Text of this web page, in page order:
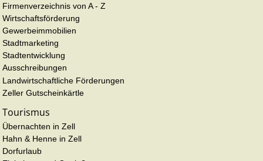
Firmenverzeichnis von A - Z
Wirtschaftsförderung
Gewerbeimmobilien
Stadtmarketing
Stadtentwicklung
Ausschreibungen
Landwirtschaftliche Förderungen
Zeller Gutscheinkärtle
Tourismus
Übernachten in Zell
Hahn & Henne in Zell
Dorfurlaub